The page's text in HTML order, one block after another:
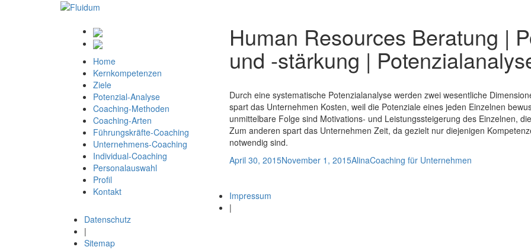
Home
Kernkompetenzen
Ziele
Potenzial-Analyse
Coaching-Methoden
Coaching-Arten
Führungskräfte-Coaching
Unternehmens-Coaching
Individual-Coaching
Personalauswahl
Profil
Kontakt
Human Resources Beratung |
und -stärkung |
Durch eine systematische Potenzialanalyse werden zwei wesentliche
spart das Unternehmen Kosten, weil die Potenziale eines jeden Einzelnen
unmittelbare Folge sind Motivations- und Leistungssteigerung des Einzelnen,
Zum anderen spart das Unternehmen Zeit, da gezielt nur diejenigen
notwendig sind.
Veröffentlicht
April 30, 2015November 1, 2015Autor
AlinaKategorien
Coaching für Unternehmen
Beitragsnavigation
Beitrag:
Impressum
|
Datenschutz
|
Sitemap